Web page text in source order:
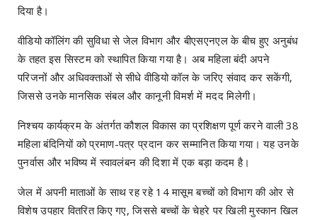
दिया है।
वीडियो कॉलिंग की सुविधा से जेल विभाग और बीएसएनएल के बीच हुए अनुबंध
के तहत इस सिस्टम को स्थापित किया गया है। अब महिला बंदी अपने
परिजनों और अधिवक्ताओं से सीधे वीडियो कॉल के जरिए संवाद कर सकेंगी,
जिससे उनके मानसिक संबल और कानूनी विमर्श में मदद मिलेगी।
निश्चय कार्यक्रम के अंतर्गत कौशल विकास का प्रशिक्षण पूर्ण करने वाली 38
महिला बंदिनियों को प्रमाण-पत्र प्रदान कर सम्मानित किया गया। यह उनके
पुनर्वास और भविष्य में स्वावलंबन की दिशा में एक बड़ा कदम है।
जेल में अपनी माताओं के साथ रह रहे 14 मासूम बच्चों को विभाग की ओर से
विशेष उपहार वितरित किए गए, जिससे बच्चों के चेहरे पर खिली मुस्कान खिल